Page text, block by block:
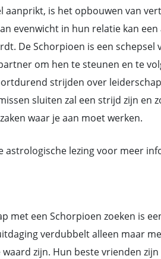
aanprikt, is het opbouwen van
evenwicht in hun relatie kan
De Schorpioen is een schepsel
om hen te steunen en te
strijden over
sluiten zal een strijd zijn en
waar je aan moet werken.
astrologische lezing voor meer
met een Schorpioen zoeken is
verdubbelt alleen maar
zijn. Hun beste vrienden